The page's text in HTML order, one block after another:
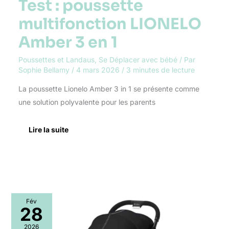
Test : poussette
multifonction LIONELO
Amber 3 en 1
Poussettes et Landaus, Se Déplacer avec bébé/ Par
Sophie Bellamy / 4 mars 2026 / 3 minutes de lecture
La poussette Lionelo Amber 3 in 1 se présente comme
une solution polyvalente pour les parents
Lire la suite
Fév
28
2026
Test
de
la
poussette